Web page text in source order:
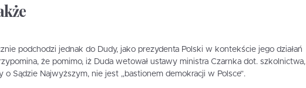
podchodzi jednak do Dudy, jako prezydenta Polski w kontekście jego działań
że pomimo, iż Duda wetował ustawy ministra Czarnka dot. szkolnictwa,
o Sądzie Najwyższym, nie jest „bastionem demokracji w Polsce”.